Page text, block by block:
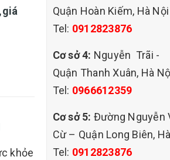
khỏe
Quận Hoàn Kiếm, Hà Nội
Tel: 0912823876
Cơ sở 4: Nguyễn Trãi -
Quận Thanh Xuân, Hà
Tel: 0966612359
Cơ sở 5: Đường Nguyễn
Cừ – Quận Long Biên,
Tel: 0912823876